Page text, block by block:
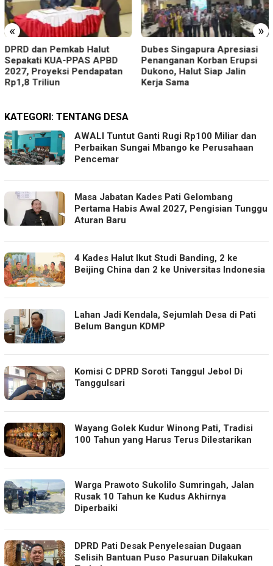
« »
DPRD dan Pemkab Halut
Sepakati KUA-PPAS APBD
2027, Proyeksi Pendapatan
Rp1,8 Triliun
Dubes Singapura Apresiasi
Penanganan Korban Erupsi
Dukono, Halut Siap Jalin
Kerja Sama
KATEGORI: TENTANG DESA
AWALI Tuntut Ganti Rugi Rp100 Miliar dan
Perbaikan Sungai Mbango ke Perusahaan
Pencemar
Masa Jabatan Kades Pati Gelombang
Pertama Habis Awal 2027, Pengisian Tunggu
Aturan Baru
4 Kades Halut Ikut Studi Banding, 2 ke
Beijing China dan 2 ke Universitas Indonesia
Lahan Jadi Kendala, Sejumlah Desa di Pati
Belum Bangun KDMP
Komisi C DPRD Soroti Tanggul Jebol Di
Tanggulsari
Wayang Golek Kudur Winong Pati, Tradisi
100 Tahun yang Harus Terus Dilestarikan
Warga Prawoto Sukolilo Sumringah, Jalan
Rusak 10 Tahun ke Kudus Akhirnya
Diperbaiki
DPRD Pati Desak Penyelesaian Dugaan
Selisih Bantuan Puso Pasuruan Dilakukan